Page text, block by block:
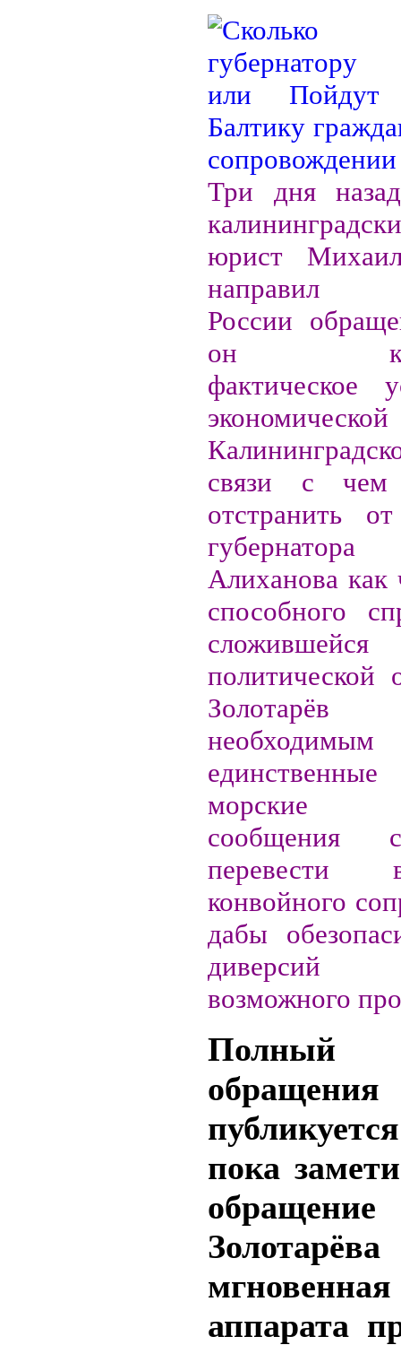
Три дня
юрист
направил
России
он
фактическое
связи с чем
отстранить
Алиханова как
способного
политической
необходимым
единственные
морские
сообщения
конвойного
дабы
возможного
Полный
обращения
пока
обращение
аппарата